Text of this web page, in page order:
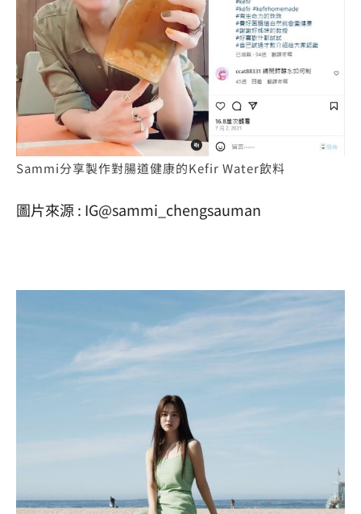
Sammi分享製作對腸道健康的Kefir Water飲料
圖片來源 : IG@sammi_chengsauman